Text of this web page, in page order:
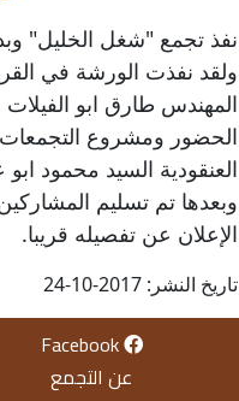
ولقد نفذت الورشة في
المهندس طارق ابو
الحضور ومشروع
العنقودية السيد محمود
وبعدها تم تسليم
الإعلان عن تفصيله قريبا.
تاريخ النشر: 2017-10-24
Facebook
عن التجمع